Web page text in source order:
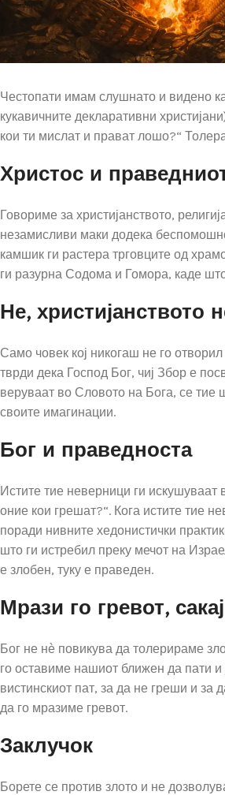
Честопати имам слушнато и видено
кукавичните декларативни
кои ти мислат и прават лошо?“
Христос и
Говориме за христијанството,
незамисливи маки додека
камшик ги растера трговците од
ги разурна Содома и Гомора, каде
Не, христијанството
Само човек кој никогаш не го
тврди дека Господ Бог, чиј Збор е
веруваат во Словото на Бога, се тие
своите имагинации.
Бог и праведноста
Истите тие неверници ги искушуваат
оние кои грешат?“. Кога истите тие
поради нивните хедонистички
што ги истребил преку мечот на
е злобен, туку е праведен.
Мрази го гревот,
Бог не нѐ повикува да толерираме
го оставиме нашиот ближен да пати
вистинскиот пат, за да не греши и за
да го мразиме гревот.
Заклучок
Борете се против злото и не